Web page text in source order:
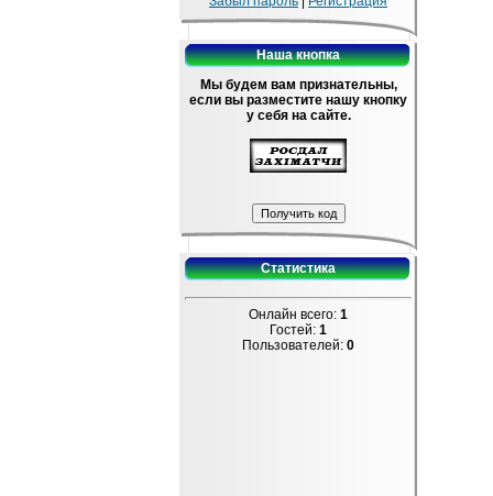
Наша кнопка
Мы будем вам признательны,
если вы разместите нашу кнопку
у себя на сайте.
Статистика
Онлайн всего: 1
Гостей: 1
Пользователей: 0